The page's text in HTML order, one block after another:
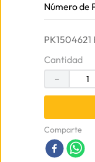
Número de
Cantidad
－
Comparte